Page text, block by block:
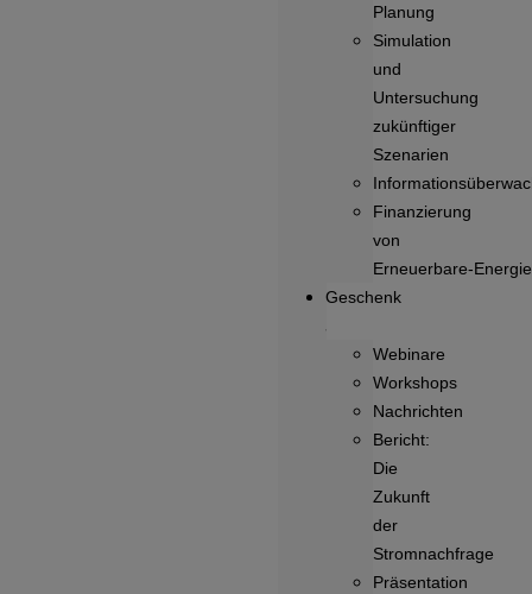
Planung
Simulation
und
Untersuchung
zukünftiger
Szenarien
Finanzierung
von
Geschenk
Webinare
Workshops
Nachrichten
Bericht:
Die
Zukunft
der
Stromnachfrage
Präsentation